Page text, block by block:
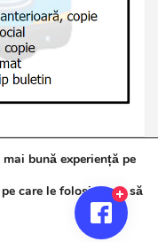
Brăila
Theme Horse
bună experiență pe
care le folosim sau să
GDPR Cookie Banner